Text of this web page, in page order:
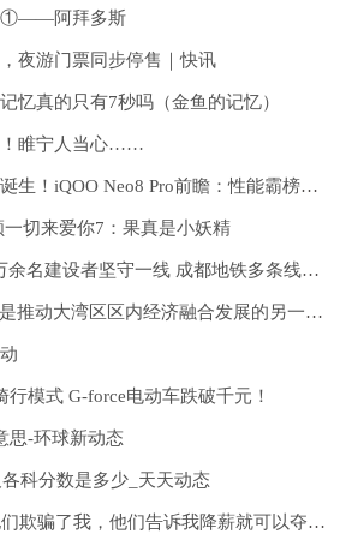
①——阿拜多斯
夜游门票同步停售｜快讯
忆真的只有7秒吗（金鱼的记忆）
！睢宁人当心……
天天讯息：天玑之王诞生！iQOO Neo8 Pro前瞻：性能霸榜安卓阵营
切来爱你7：果真是小妖精
【“五一”我在岗】3万余名建设者坚守一线 成都地铁多条线路“进度条”刷新_全球时快讯
李家超：“港车北上”是推动大湾区区内经济融合发展的另一重要里程碑 全球热头条
模式 G-force电动车跌破千元！
思-环球新动态
科分数是多少_天天动态
哈登炮轰76人队：他们欺骗了我，他们告诉我降薪就可以夺冠 当前热议